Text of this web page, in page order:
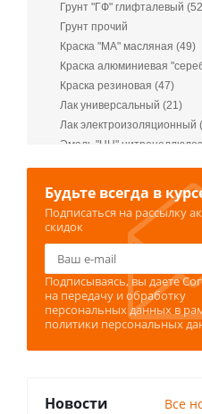
Грунт "ГФ" глифталевый
Грунт прочий
Краска "МА" масляная (49)
Краска алюминиевая
Краска резиновая (47)
Лак универсальный (21)
Лак электроизоляционный
Эмаль "НЦ"
Эмаль акриловая (48)
Будьте всегда в
Подписаться на рассылку
скидок
Подписываясь, вы даете
на передачу и обработку
персональных данных в
политики персональных
Новости Все